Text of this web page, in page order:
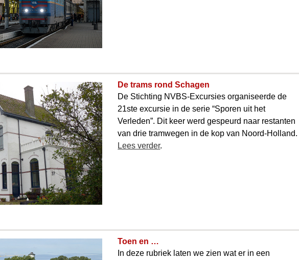
De trams rond Schagen
De Stichting NVBS-Excursies organiseerde de
21ste excursie in de serie “Sporen uit het
Verleden”. Dit keer werd gespeurd naar restanten
van drie tramwegen in de kop van Noord-Holland.
Lees verder.
Toen en …
In deze rubriek laten we zien wat er in een